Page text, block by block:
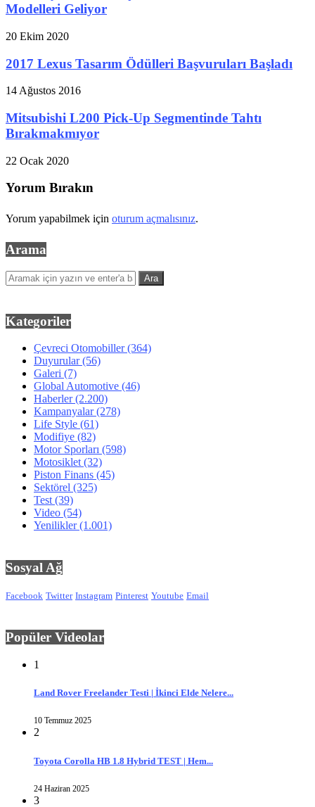
Modelleri Geliyor
20 Ekim 2020
2017 Lexus Tasarım Ödülleri Başvuruları Başladı
14 Ağustos 2016
Mitsubishi L200 Pick-Up Segmentinde Tahtı
Bırakmakmıyor
22 Ocak 2020
Yorum Bırakın
Yorum yapabilmek için oturum açmalısınız.
Arama
Kategoriler
Çevreci Otomobiller(364)
Duyurular(56)
Galeri (7)
Global Automotive (46)
Haberler(2.200)
Kampanyalar(278)
Life Style (61)
Modifiye (82)
Motor Sporları (598)
Motosiklet (32)
Piston Finans (45)
Sektörel (325)
Test (39)
Video (54)
Yenilikler(1.001)
Sosyal Ağ
Facebook Twitter Instagram Pinterest Youtube Email
Popüler Videolar
1
Land Rover Freelander Testi | İkinci Elde Nelere...
10 Temmuz 2025
2
Toyota Corolla HB 1.8 Hybrid TEST | Hem...
24 Haziran 2025
3